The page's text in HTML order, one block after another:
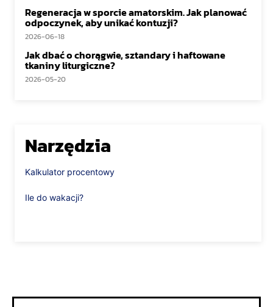
Regeneracja w sporcie amatorskim. Jak planować
odpoczynek, aby unikać kontuzji?
2026-06-18
Jak dbać o chorągwie, sztandary i haftowane
tkaniny liturgiczne?
2026-05-20
Narzędzia
Kalkulator procentowy
Ile do wakacji?